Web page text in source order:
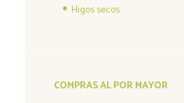
Higos secos
COMPRAS AL POR MAYOR